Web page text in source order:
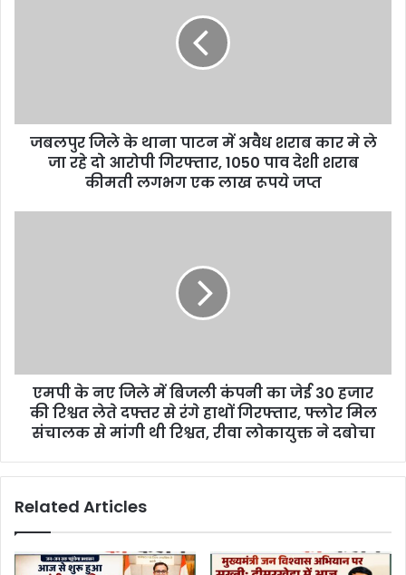
s
जबलपुर जिले के थाना पाटन में अवैध शराब कार मे ले
जा रहे दो आरोपी गिरफ्तार, 1050 पाव देशी शराब
कीमती लगभग एक लाख रूपये जप्त
एमपी के नए जिले में बिजली कंपनी का जेई 30 हजार
की रिश्वत लेते दफ्तर से रंगे हाथों गिरफ्तार, फ्लोर मिल
संचालक से मांगी थी रिश्वत, रीवा लोकायुक्त ने दबोचा
Related Articles